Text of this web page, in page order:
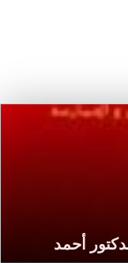
أحمد